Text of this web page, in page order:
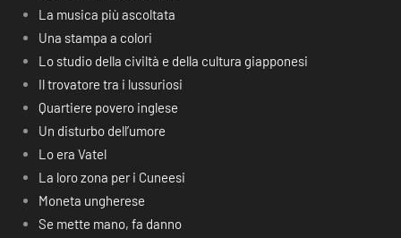
La musica più ascoltata
Una stampa a colori
Lo studio della civiltà e della cultura giapponesi
Il trovatore tra i lussuriosi
Quartiere povero inglese
Un disturbo dell’umore
Lo era Vatel
La loro zona per i Cuneesi
Moneta ungherese
Se mette mano, fa danno